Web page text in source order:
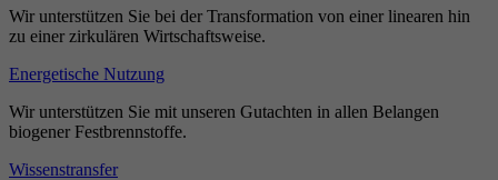
Wir unterstützen Sie bei der Transformation von einer linearen hin
zu einer zirkulären Wirtschaftsweise.
Energetische Nutzung
Wir unterstützen Sie mit unseren Gutachten in allen Belangen
biogener Festbrennstoffe.
Wissenstransfer